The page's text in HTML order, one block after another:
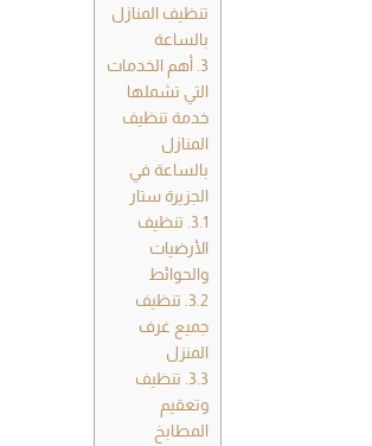
تنظيف المنازل
بالساعة
3. أهم الخدمات
التي تشملها
خدمة تنظيف
المنازل
بالساعة في
الجزيرة ستار
3.1. تنظيف
الأرضيات
والحوائط
3.2. تنظيف
جميع غرف
المنزل
3.3. تنظيف
وتعقيم
المطابخ